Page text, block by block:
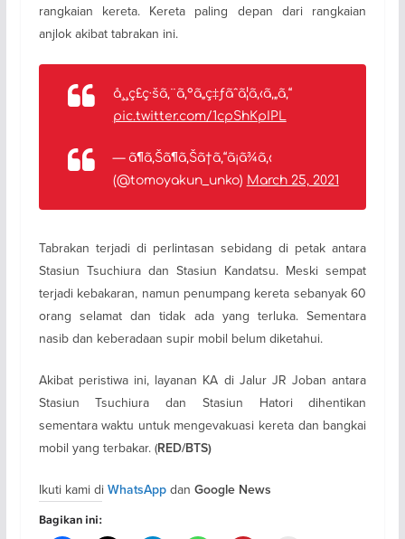
rangkaian kereta. Kereta paling depan dari rangkaian
anjlok akibat tabrakan ini.
å¸¸ç£ç·šã‚¨ã‚°ã„ç‡ƒãˆã¦ã‚‹ã‚„ã‚“
pic.twitter.com/1cpShKpIPL
— ã¶ã‚Šã¶ã‚Šã†ã‚“ã¡ã¾ã‚‹
(@tomoyakun_unko) March 25, 2021
Tabrakan terjadi di perlintasan sebidang di petak antara
Stasiun Tsuchiura dan Stasiun Kandatsu. Meski sempat
terjadi kebakaran, namun penumpang kereta sebanyak 60
orang selamat dan tidak ada yang terluka. Sementara
nasib dan keberadaan supir mobil belum diketahui.
Akibat peristiwa ini, layanan KA di Jalur JR Joban antara
Stasiun Tsuchiura dan Stasiun Hatori dihentikan
sementara waktu untuk mengevakuasi kereta dan bangkai
mobil yang terbakar. (RED/BTS)
Ikuti kami di WhatsAppdan Google News
Bagikan ini: